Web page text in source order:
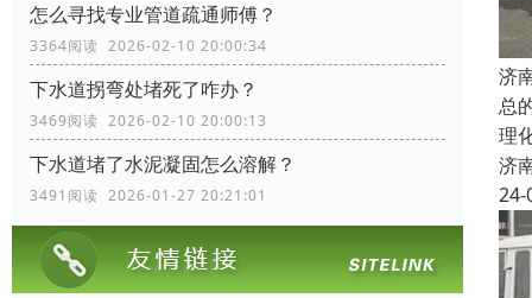
怎么寻找专业管道疏通师傅？
3364阅读 2026-02-10 20:00:34
下水道拐弯处堵死了咋办？
3469阅读 2026-02-10 20:00:13
下水道堵了水泥凝固怎么溶解？
3491阅读 2026-01-27 20:21:01
济
总
理
济
24-